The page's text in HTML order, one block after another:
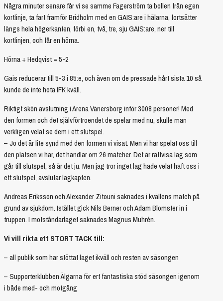
Några minuter senare får vi se samme Fagerström ta bollen från egen
kortlinje, ta fart framför Bridholm med en GAIS:are i hälarna, fortsätter
längs hela högerkanten, förbi en, två, tre, sju GAIS:are, ner till
kortlinjen, och får en hörna.
Hörna + Hedqvist = 5-2
Gais reducerar till 5-3 i 85:e, och även om de pressade hårt sista 10 så
kunde de inte hota IFK kväll.
Riktigt skön avslutning i Arena Vänersborg inför 3008 personer! Med
den formen och det självförtroendet de spelar med nu, skulle man
verkligen velat se dem i ett slutspel.
– Jo det är lite synd med den formen vi visat. Men vi har spelat oss till
den platsen vi har, det handlar om 26 matcher. Det är rättvisa lag som
går till slutspel, så är det ju. Men jag tror inget lag hade velat haft oss i
ett slutspel, avslutar lagkapten.
Andreas Eriksson och Alexander Zitouni saknades i kvällens match på
grund av sjukdom. Istället gick Nils Berner och Adam Blomster in i
truppen. I motståndarlaget saknades Magnus Muhrén.
Vi vill rikta ett STORT TACK till:
– all publik som har stöttat laget ikväll och resten av säsongen
– Supporterklubben Älgarna för ert fantastiska stöd säsongen igenom
i både med- och motgång